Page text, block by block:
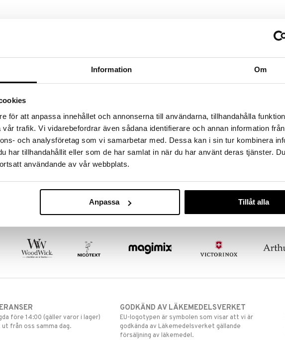
Information Om
för att anpassa innehållet och annonserna till användarna, tillhandahålla
trafik. Vi vidarebefordrar även sådana identifierare och annan information
och analysföretag som vi samarbetar med. Dessa kan i sin tur kombinera
har tillhandahållit eller som de har samlat in när du har använt deras tjänster. Du
användande av vår webbplats.
Anpassa Tillåt alla
i vitoljad björk och gethår. Sminkborsten
highlighter och puder med. Borsten passar även
in schampot i borsten så tillför successivt mer
tills borsten är helt ren. Krama ur den försiktigt
12,8 cm
IRIS HANTVERK
169
Iris
IRIS
före 14:00 (gäller varor i lager)
från oss samma dag.
GODKÄND AV LÄKEMEDELSVERKET
EU-logotypen är symbolen som visar att vi är
godkända av Läkemedelsverket gällande
försäljning av läkemedel.